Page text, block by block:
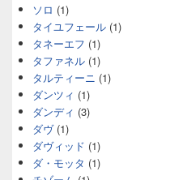
ソロ (1)
タイユフェール (1)
タネーエフ (1)
タファネル (1)
タルティーニ (1)
ダンツィ (1)
ダンディ (3)
ダヴ(1)
ダヴィッド (1)
ダ・モッタ (1)